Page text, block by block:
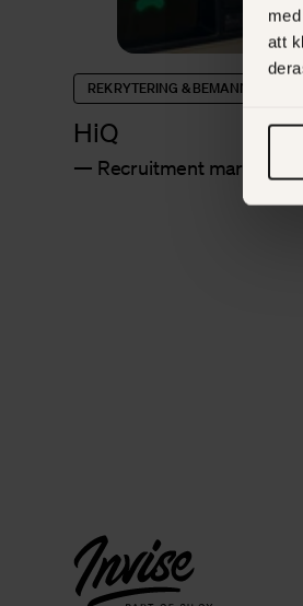
att
REKRYTERING & BEMANNING
HiQ
Recruitment